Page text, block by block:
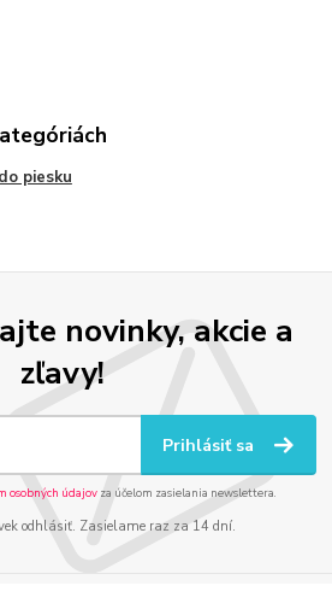
piesku
novinky, akcie a
zľavy!
Prihlásiť sa
osobných údajov za účelom zasielania newslettera.
odhlásiť. Zasielame raz za 14 dní.